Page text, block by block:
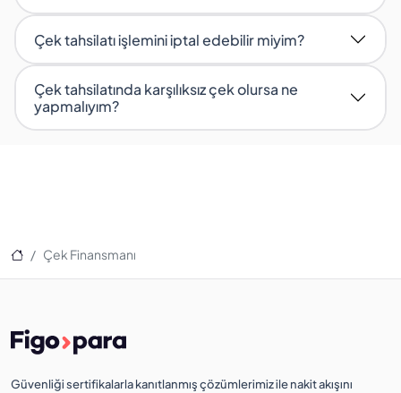
Çek tahsilatı işlemini iptal edebilir miyim?
Çek tahsilatında karşılıksız çek olursa ne
yapmalıyım?
Ana Sayfa
Çek Finansmanı
Güvenliği sertifikalarla kanıtlanmış çözümlerimiz ile nakit akışını